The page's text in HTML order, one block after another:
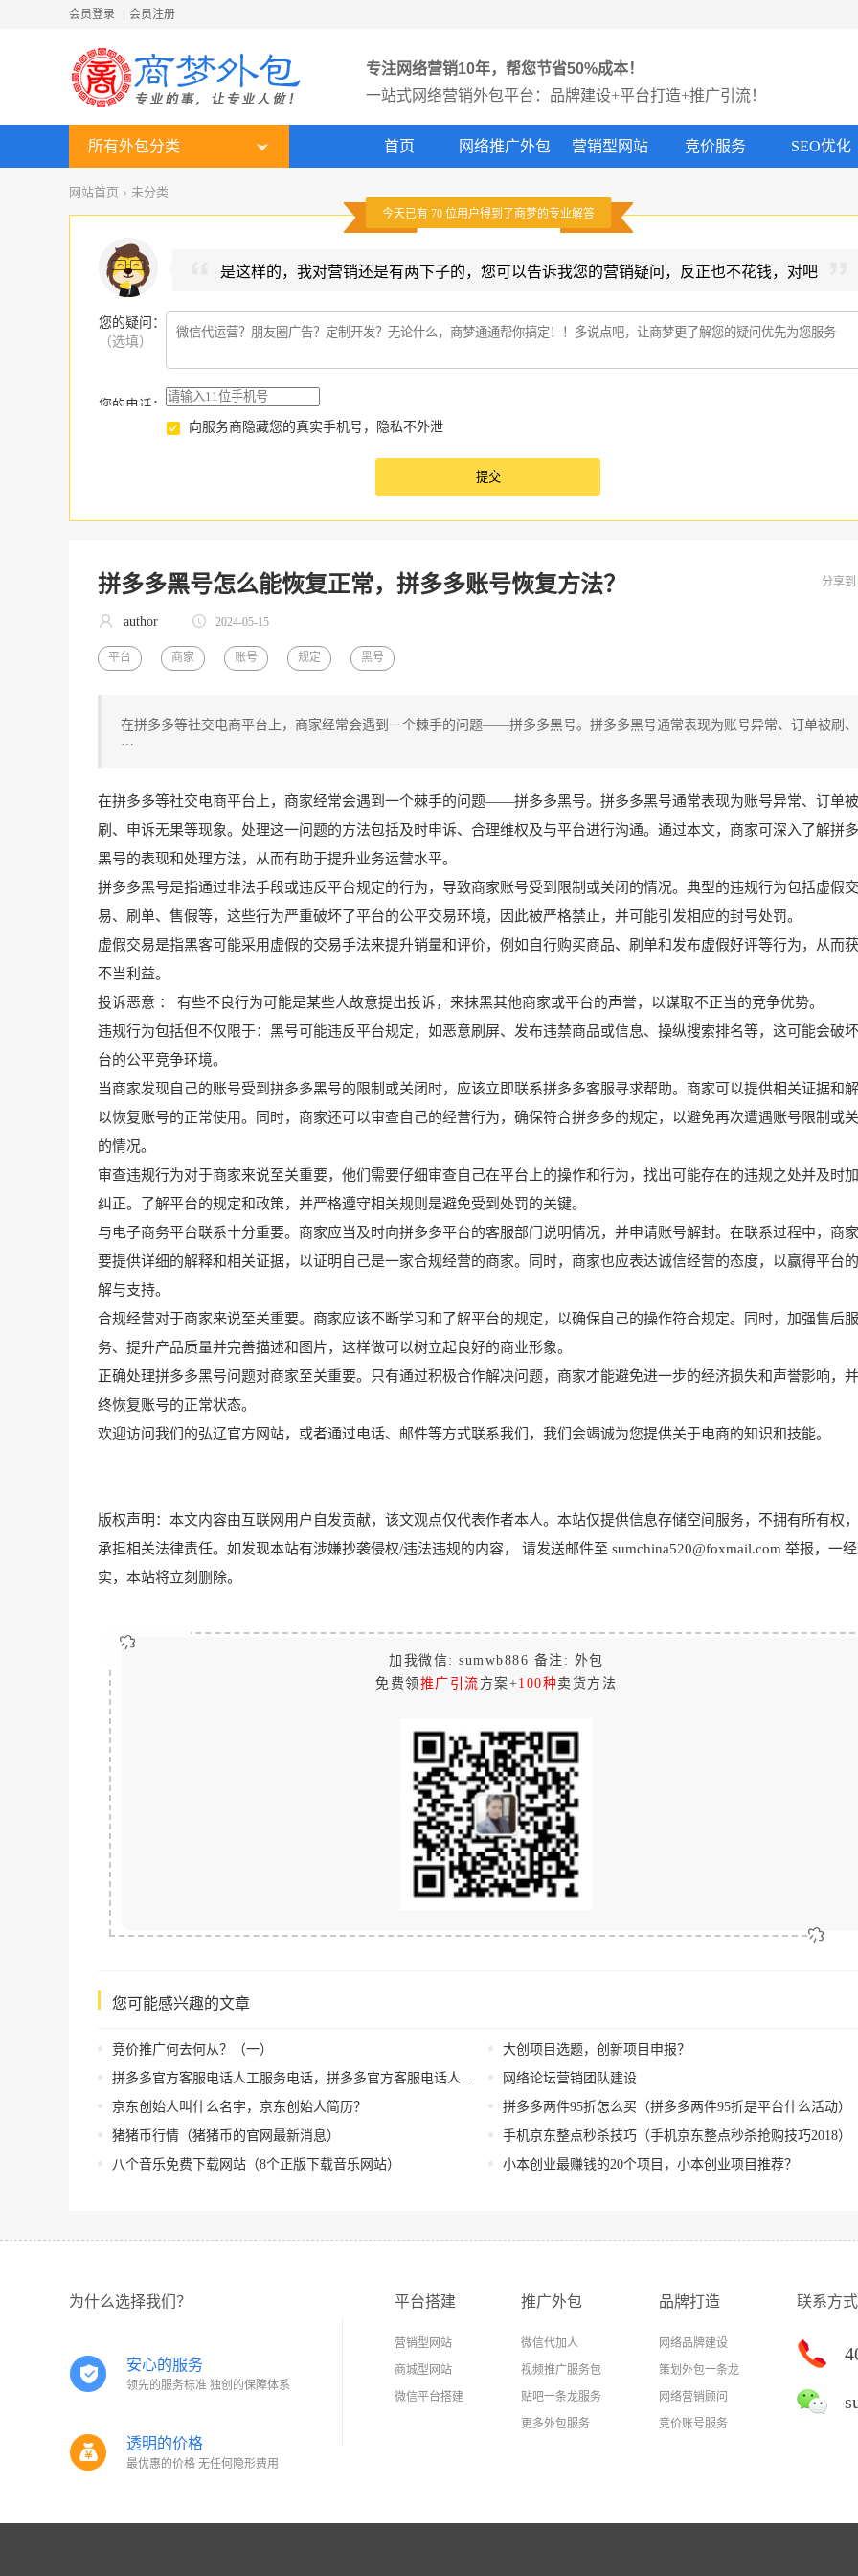
会员登录 会员注册
专注网络营销10年，帮您节省50%成本！
一站式网络营销外包平台：品牌建设+平台打造+推广引流！
所有外包分类 首页 网络推广外包 营销型网站 竞价服务 SEO优化
网站首页 › 未分类
今天已有 70位用户得到了商梦的专业解答
是这样的，我对营销还是有两下子的，您可以告诉我您的营销疑问，反正也不花钱，对吧
您的疑问
（选填）
：
您的电话：
向服务商隐藏您的真实手机号，隐私不外泄
拼多多黑号怎么能恢复正常，拼多多账号恢复方法？ 分享到
author 2024-05-15
平台 商家 账号 规定 黑号
在拼多多等社交电商平台上，商家经常会遇到一个棘手的问题——拼多多黑号。拼多多黑号通常表现为账号异常、订单被刷、
…
在拼多多等社交电商平台上，商家经常会遇到一个棘手的问题——拼多多黑号。拼多多黑号通常表现为账号异常、订单被
刷、申诉无果等现象。处理这一问题的方法包括及时申诉、合理维权及与平台进行沟通。通过本文，商家可深入了解拼
黑号的表现和处理方法，从而有助于提升业务运营水平。
拼多多黑号是指通过非法手段或违反平台规定的行为，导致商家账号受到限制或关闭的情况。典型的违规行为包括虚假交
易、刷单、售假等，这些行为严重破坏了平台的公平交易环境，因此被严格禁止，并可能引发相应的封号处罚。
虚假交易是指黑客可能采用虚假的交易手法来提升销量和评价，例如自行购买商品、刷单和发布虚假好评等行为，从而
不当利益。
投诉恶意 ： 有些不良行为可能是某些人故意提出投诉，来抹黑其他商家或平台的声誉，以谋取不正当的竞争优势。
违规行为包括但不仅限于：黑号可能违反平台规定，如恶意刷屏、发布违禁商品或信息、操纵搜索排名等，这可能会破
台的公平竞争环境。
当商家发现自己的账号受到拼多多黑号的限制或关闭时，应该立即联系拼多多客服寻求帮助。商家可以提供相关证据和
以恢复账号的正常使用。同时，商家还可以审查自己的经营行为，确保符合拼多多的规定，以避免再次遭遇账号限制或
的情况。
审查违规行为对于商家来说至关重要，他们需要仔细审查自己在平台上的操作和行为，找出可能存在的违规之处并及时
纠正。了解平台的规定和政策，并严格遵守相关规则是避免受到处罚的关键。
与电子商务平台联系十分重要。商家应当及时向拼多多平台的客服部门说明情况，并申请账号解封。在联系过程中，商
要提供详细的解释和相关证据，以证明自己是一家合规经营的商家。同时，商家也应表达诚信经营的态度，以赢得平台
解与支持。
合规经营对于商家来说至关重要。商家应该不断学习和了解平台的规定，以确保自己的操作符合规定。同时，加强售后服
务、提升产品质量并完善描述和图片，这样做可以树立起良好的商业形象。
正确处理拼多多黑号问题对商家至关重要。只有通过积极合作解决问题，商家才能避免进一步的经济损失和声誉影响，
终恢复账号的正常状态。
欢迎访问我们的弘辽官方网站，或者通过电话、邮件等方式联系我们，我们会竭诚为您提供关于电商的知识和技能。
版权声明：本文内容由互联网用户自发贡献，该文观点仅代表作者本人。本站仅提供信息存储空间服务，不拥有所有权
承担相关法律责任。如发现本站有涉嫌抄袭侵权/违法违规的内容， 请发送邮件至 sumchina520@foxmail.com 举报，一
实，本站将立刻删除。
加我微信: sumwb886 备注: 外包
免费领 推广引流 方案+100种卖货方法
您可能感兴趣的文章
竞价推广何去何从？（一）
拼多多官方客服电话人工服务电话，拼多多官方客服电话人工服务电话投诉？
京东创始人叫什么名字，京东创始人简历？
猪猪币行情（猪猪币的官网最新消息）
八个音乐免费下载网站（8个正版下载音乐网站）
大创项目选题，创新项目申报？
网络论坛营销团队建设
拼多多两件95折怎么买（拼多多两件95折是平台什么活动）
手机京东整点秒杀技巧（手机京东整点秒杀抢购技巧2018）
小本创业最赚钱的20个项目，小本创业项目推荐？
为什么选择我们？
安心的服务
领先的服务标准 独创的保障体系
透明的价格
最优惠的价格 无任何隐形费用
平台搭建
营销型网站
商城型网站
微信平台搭建
推广外包
微信代加人
视频推广服务包
贴吧一条龙服务
更多外包服务
品牌打造
网络品牌建设
策划外包一条龙
网络营销顾问
竞价账号服务
联系方式